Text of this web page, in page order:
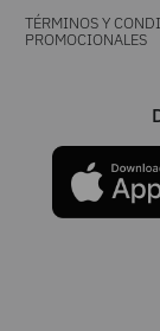
TÉRMINOS Y
PROMOCIONALES